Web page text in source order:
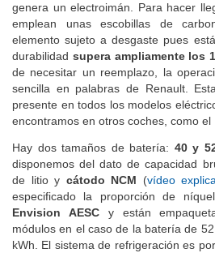
genera un electroimán. Para hacer
emplean unas escobillas de
elemento sujeto a desgaste pues
durabilidad supera ampliamente los
de necesitar un reemplazo, la
sencilla en palabras de Renault.
presente en todos los modelos
encontramos en otros coches, como el
Hay dos tamaños de batería: 40 y
disponemos del dato de capacidad
de litio y cátodo NCM (vídeo
especificado la proporción de
Envision AESCy están
módulos en el caso de la batería de
kWh. El sistema de refrigeración es